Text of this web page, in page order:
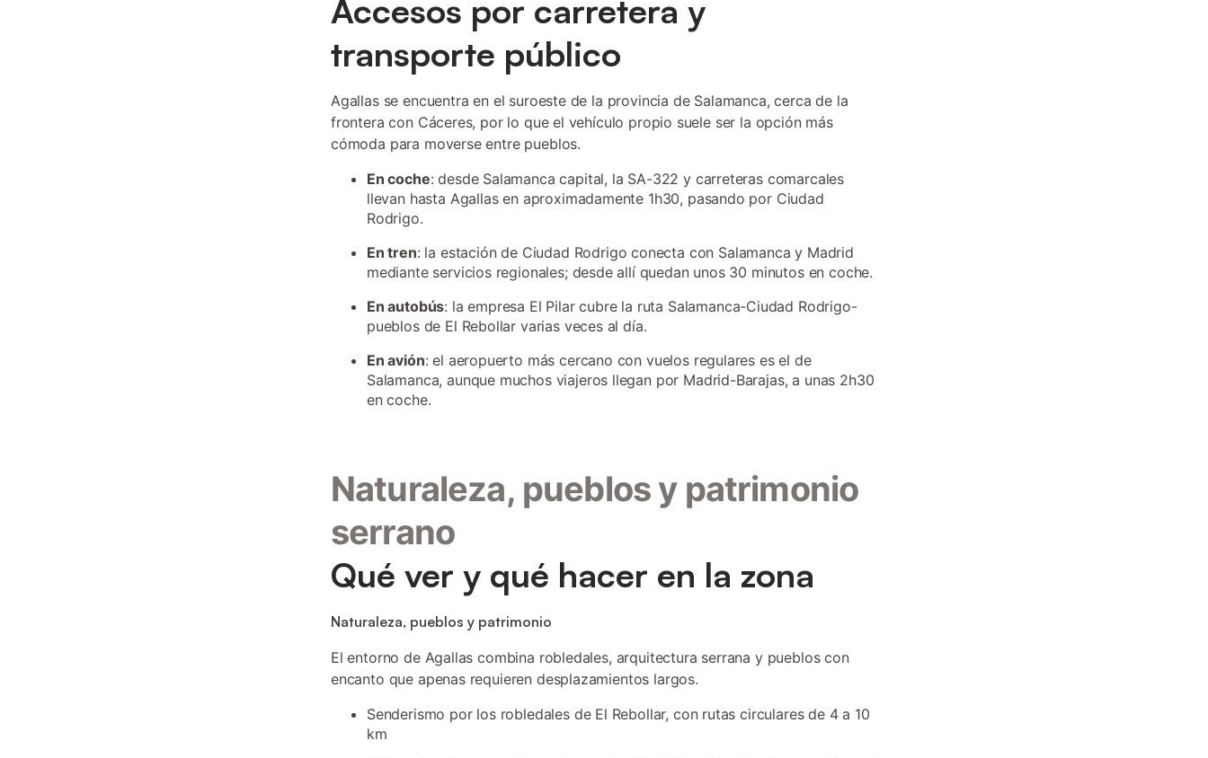
Accesos por carretera y
transporte público
Agallas se encuentra en el suroeste de la provincia de Salamanca, cerca de la
frontera con Cáceres, por lo que el vehículo propio suele ser la opción más
cómoda para moverse entre pueblos.
En coche: desde Salamanca capital, la SA-322 y carreteras comarcales
llevan hasta Agallas en aproximadamente 1h30, pasando por Ciudad
Rodrigo.
En tren: la estación de Ciudad Rodrigo conecta con Salamanca y Madrid
mediante servicios regionales; desde allí quedan unos 30 minutos en coche.
En autobús: la empresa El Pilar cubre la ruta Salamanca-Ciudad Rodrigo-
pueblos de El Rebollar varias veces al día.
En avión: el aeropuerto más cercano con vuelos regulares es el de
Salamanca, aunque muchos viajeros llegan por Madrid-Barajas, a unas 2h30
en coche.
Naturaleza, pueblos y patrimonio
serrano
Qué ver y qué hacer en la zona
Naturaleza, pueblos y patrimonio
El entorno de Agallas combina robledales, arquitectura serrana y pueblos con
encanto que apenas requieren desplazamientos largos.
Senderismo por los robledales de El Rebollar, con rutas circulares de 4 a 10
km